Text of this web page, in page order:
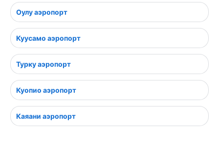
Оулу аэропорт
Куусамо аэропорт
Турку аэропорт
Куопио аэропорт
Каяани аэропорт